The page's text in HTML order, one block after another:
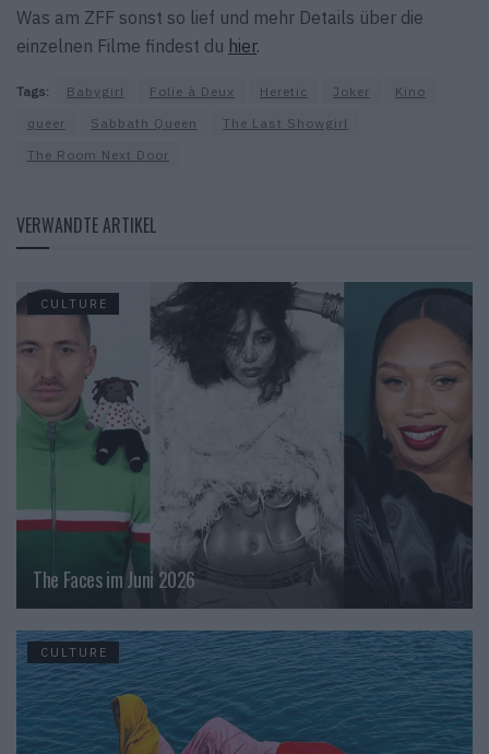
Was am ZFF sonst so lief und mehr Details über die
einzelnen Filme findest du hier.
Tags: Babygirl Folie à Deux Heretic Joker
Kino
queer
Sabbath Queen
The Last Showgirl
The Room Next Door
VERWANDTE ARTIKEL
CULTURE
The Faces im Juni 2026
CULTURE